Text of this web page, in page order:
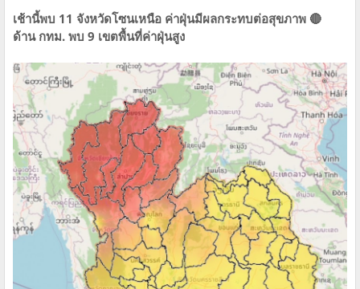
เช้านี้พบ 11 จังหวัดโซนเหนือ ค่าฝุ่นมีผลกระทบต่อสุขภาพ 🔴
ด้าน กทม. พบ 9 เขตพื้นที่ค่าฝุ่นสูง